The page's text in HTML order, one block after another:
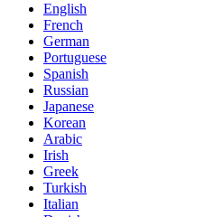
English
French
German
Portuguese
Spanish
Russian
Japanese
Korean
Arabic
Irish
Greek
Turkish
Italian